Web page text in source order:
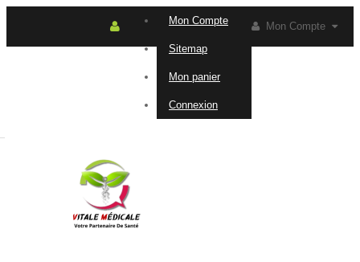
Mon Compte
Mon Compte
Sitemap
Mon panier
Connexion